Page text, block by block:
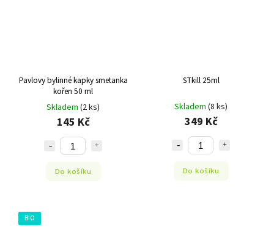
Pavlovy bylinné kapky smetanka
kořen 50 ml
Skladem (2 ks)
145 Kč
Do košíku
STkill 25ml
Skladem (8 ks)
349 Kč
Do košíku
BIO